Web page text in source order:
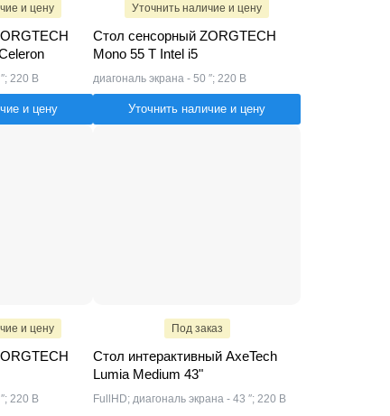
и цену
220 В
и цену
Уточнить наличие и цену
Стол сенсорный ZORGTECH
Mono 55 T Intel i5
диагональ экрана - 50 ″; 220 В
Уточнить наличие и цену
и цену
220 В
Под заказ
Стол интерактивный AxeTech
Lumia Medium 43"
FullHD; диагональ экрана - 43 ″; 220 В